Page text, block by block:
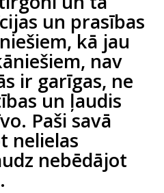
un prasības
kā jau
nav
ir garīgas, ne
un ļaudis
Paši savā
nelielas
nebēdājot